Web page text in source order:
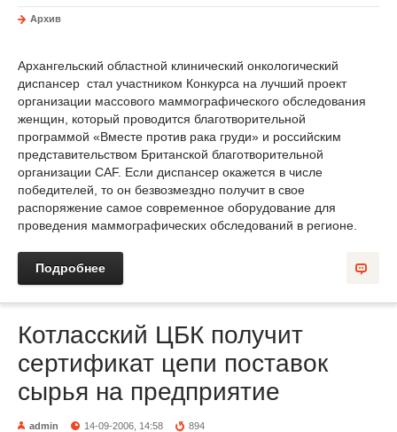
Архив
Архангельский областной клинический онкологический
диспансер стал участником Конкурса на лучший проект
организации массового маммографического обследования
женщин, который проводится благотворительной
программой «Вместе против рака груди» и российским
представительством Британской благотворительной
организации CAF. Если диспансер окажется в числе
победителей, то он безвозмездно получит в свое
распоряжение самое современное оборудование для
проведения маммографических обследований в регионе.
Подробнее
Котласский ЦБК получит
сертификат цепи поставок
сырья на предприятие
admin 14-09-2006, 14:58 894